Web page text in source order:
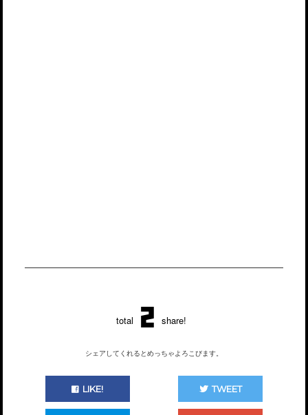
total 2 share!
シェアしてくれるとめっちゃよろこびます。
LIKE! TWEET